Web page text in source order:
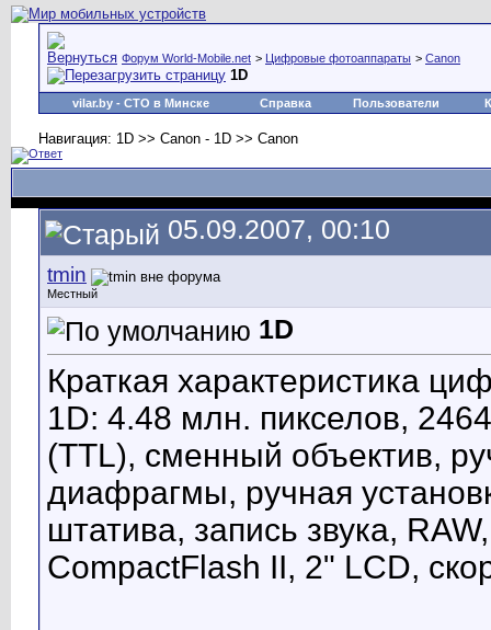
Форум World-Mobile.net > Цифровые фотоаппараты > Canon
1D
vilar.by - СТО в Минске Справка Пользователи
Навигация: 1D >> Canon - 1D >> Canon
05.09.2007, 00:10
tmin
Местный
1D
Краткая характеристика
1D: 4.48 млн. пикселов,
(TTL), сменный объектив,
диафрагмы, ручная
штатива, запись звука,
CompactFlash II, 2" LCD,